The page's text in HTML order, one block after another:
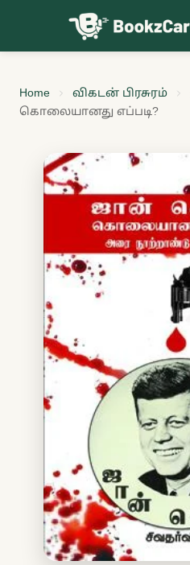
Skip to content
Home விகடன் பிரசுரம்
கொலையானது எப்படி?